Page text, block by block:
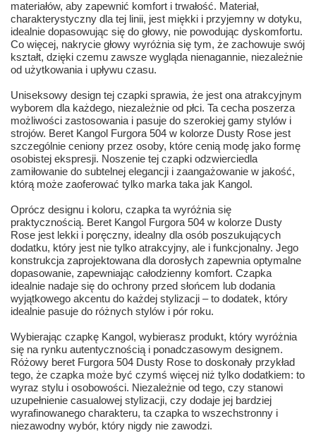
materiałów, aby zapewnić komfort i trwałość. Materiał,
charakterystyczny dla tej linii, jest miękki i przyjemny w dotyku,
idealnie dopasowując się do głowy, nie powodując dyskomfortu.
Co więcej, nakrycie głowy wyróżnia się tym, że zachowuje swój
kształt, dzięki czemu zawsze wygląda nienagannie, niezależnie
od użytkowania i upływu czasu.
Uniseksowy design tej czapki sprawia, że jest ona atrakcyjnym
wyborem dla każdego, niezależnie od płci. Ta cecha poszerza
możliwości zastosowania i pasuje do szerokiej gamy stylów i
strojów. Beret Kangol Furgora 504 w kolorze Dusty Rose jest
szczególnie ceniony przez osoby, które cenią modę jako formę
osobistej ekspresji. Noszenie tej czapki odzwierciedla
zamiłowanie do subtelnej elegancji i zaangażowanie w jakość,
którą może zaoferować tylko marka taka jak Kangol.
Oprócz designu i koloru, czapka ta wyróżnia się
praktycznością. Beret Kangol Furgora 504 w kolorze Dusty
Rose jest lekki i poręczny, idealny dla osób poszukujących
dodatku, który jest nie tylko atrakcyjny, ale i funkcjonalny. Jego
konstrukcja zaprojektowana dla dorosłych zapewnia optymalne
dopasowanie, zapewniając całodzienny komfort. Czapka
idealnie nadaje się do ochrony przed słońcem lub dodania
wyjątkowego akcentu do każdej stylizacji – to dodatek, który
idealnie pasuje do różnych stylów i pór roku.
Wybierając czapkę Kangol, wybierasz produkt, który wyróżnia
się na rynku autentycznością i ponadczasowym designem.
Różowy beret Furgora 504 Dusty Rose to doskonały przykład
tego, że czapka może być czymś więcej niż tylko dodatkiem: to
wyraz stylu i osobowości. Niezależnie od tego, czy stanowi
uzupełnienie casualowej stylizacji, czy dodaje jej bardziej
wyrafinowanego charakteru, ta czapka to wszechstronny i
niezawodny wybór, który nigdy nie zawodzi.